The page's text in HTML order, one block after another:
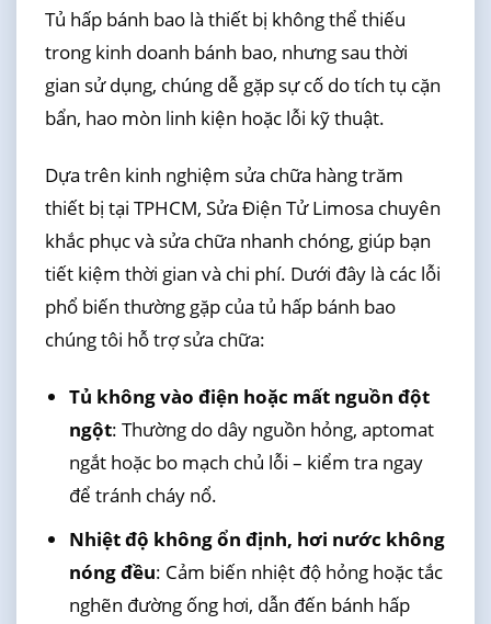
Tủ hấp bánh bao là thiết bị không thể thiếu
trong kinh doanh bánh bao, nhưng sau thời
gian sử dụng, chúng dễ gặp sự cố do tích tụ cặn
bẩn, hao mòn linh kiện hoặc lỗi kỹ thuật.
Dựa trên kinh nghiệm sửa chữa hàng trăm
thiết bị tại TPHCM, Sửa Điện Tử Limosa chuyên
khắc phục và sửa chữa nhanh chóng, giúp bạn
tiết kiệm thời gian và chi phí. Dưới đây là các lỗi
phổ biến thường gặp của tủ hấp bánh bao
chúng tôi hỗ trợ sửa chữa:
Tủ không vào điện hoặc mất nguồn đột
ngột: Thường do dây nguồn hỏng, aptomat
ngắt hoặc bo mạch chủ lỗi – kiểm tra ngay
để tránh cháy nổ.
Nhiệt độ không ổn định, hơi nước không
nóng đều: Cảm biến nhiệt độ hỏng hoặc tắc
nghẽn đường ống hơi, dẫn đến bánh hấp